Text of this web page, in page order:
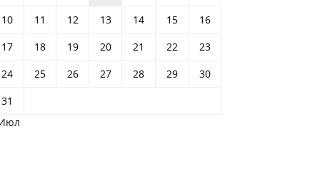
10
11 12 13 14 15
16
17
18 19 20 21 22
23
24
25 26 27 28 29
30
31